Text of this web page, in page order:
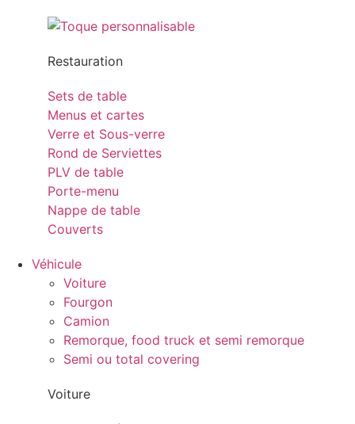
Restauration
Sets de table
Menus et cartes
Verre et Sous-verre
Rond de Serviettes
PLV de table
Porte-menu
Nappe de table
Couverts
Véhicule
Voiture
Fourgon
Camion
Remorque, food truck et semi remorque
Semi ou total covering
Voiture